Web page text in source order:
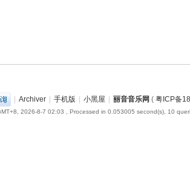
| Archiver | 手机版 | 小黑屋 | 丽音音乐网 ( 粤ICP备
2026-8-7 02:03 , Processed in 0.053005 second(s), 10